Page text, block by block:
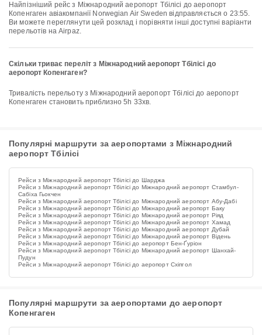
Найпізніший рейс з Міжнародний аеропорт Тбілісі до аеропорт
Копенгаген авіакомпанії Norwegian Air Sweden відправляється о 23:55.
Ви можете переглянути цей розклад і порівняти інші доступні варіанти
перельотів на Airpaz.
Скільки триває переліт з Міжнародний аеропорт Тбілісі до
аеропорт Копенгаген?
Тривалість перельоту з Міжнародний аеропорт Тбілісі до аеропорт
Копенгаген становить приблизно 5h 33хв.
Популярні маршрути за аеропортами з Міжнародний
аеропорт Тбілісі
Рейси з Міжнародний аеропорт Тбілісі до Шарджа
Рейси з Міжнародний аеропорт Тбілісі до Міжнародний аеропорт Стамбул-
Сабіха Гьокчен
Рейси з Міжнародний аеропорт Тбілісі до Міжнародний аеропорт Абу-Дабі
Рейси з Міжнародний аеропорт Тбілісі до Міжнародний аеропорт Баку
Рейси з Міжнародний аеропорт Тбілісі до Міжнародний аеропорт Ріяд
Рейси з Міжнародний аеропорт Тбілісі до Міжнародний аеропорт Хамад
Рейси з Міжнародний аеропорт Тбілісі до Міжнародний аеропорт Дубай
Рейси з Міжнародний аеропорт Тбілісі до Міжнародний аеропорт Відень
Рейси з Міжнародний аеропорт Тбілісі до аеропорт Бен-Ґуріон
Рейси з Міжнародний аеропорт Тбілісі до Міжнародний аеропорт Шанхай-
Пудун
Рейси з Міжнародний аеропорт Тбілісі до аеропорт Схіпгол
Популярні маршрути за аеропортами до аеропорт
Копенгаген